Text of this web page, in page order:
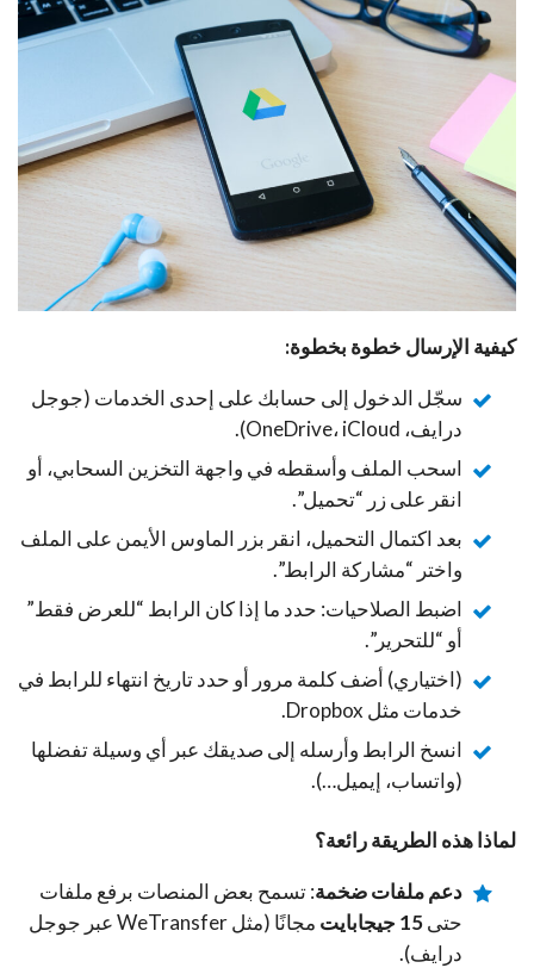
كيفية الإرسال خطوة بخطوة:
سجّل الدخول إلى حسابك على إحدى الخدمات (جوجل
درايف، OneDrive، iCloud).
اسحب الملف وأسقطه في واجهة التخزين السحابي، أو
انقر على زر “تحميل”.
بعد اكتمال التحميل، انقر بزر الماوس الأيمن على الملف
واختر “مشاركة الرابط”.
اضبط الصلاحيات: حدد ما إذا كان الرابط “للعرض فقط”
أو “للتحرير”.
(اختياري) أضف كلمة مرور أو حدد تاريخ انتهاء للرابط في
خدمات مثل Dropbox.
انسخ الرابط وأرسله إلى صديقك عبر أي وسيلة تفضلها
(واتساب، إيميل…).
لماذا هذه الطريقة رائعة؟
دعم ملفات ضخمة: تسمح بعض المنصات برفع ملفات
حتى15 جيجابايت
مجانًا (مثل WeTransfer عبر جوجل
درايف).